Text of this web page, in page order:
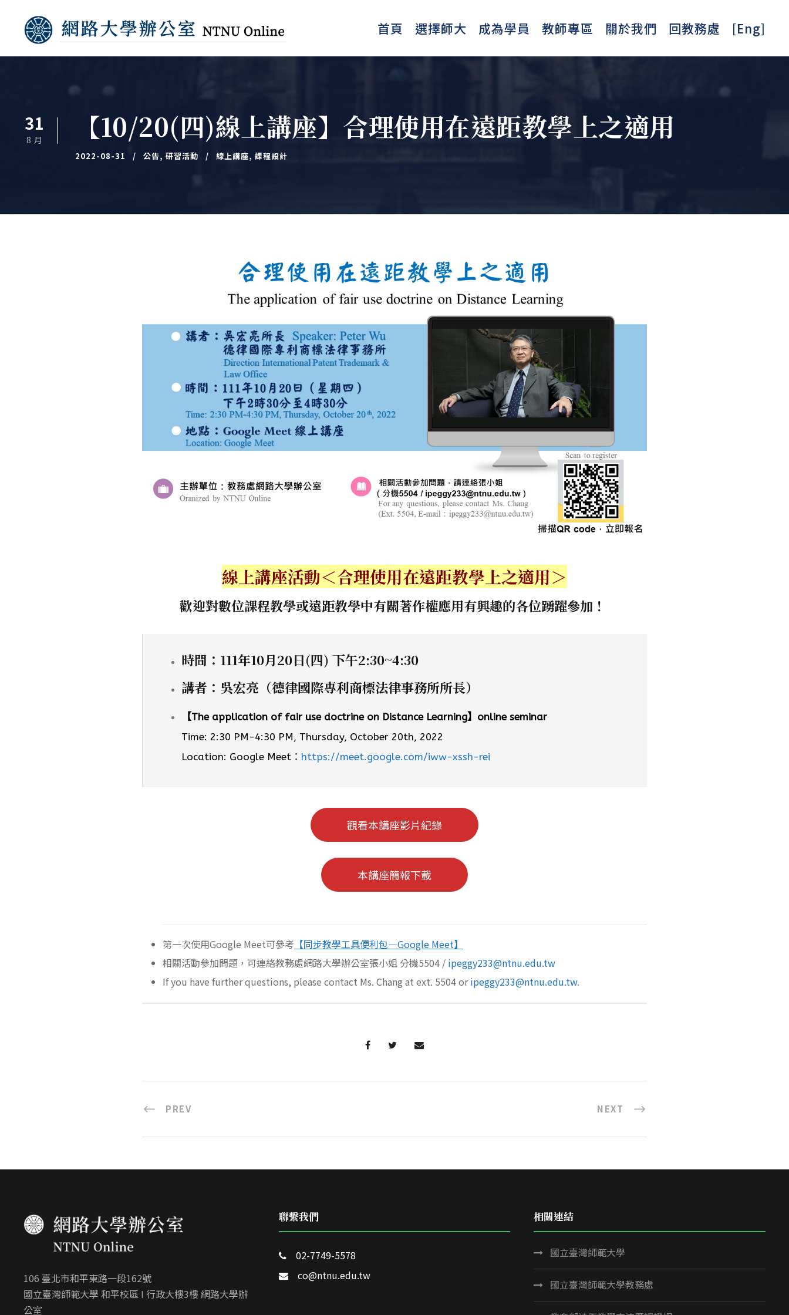
首頁 選擇師大 成為學員 教師專區 關於我們 回教務處 [Eng]
31
8 月 【10/20(四)線上講座】合理使用在遠距教學上之適用
2022-08-31 公告, 研習活動 線上講座, 課程設計
線上講座活動＜合理使用在遠距教學上之適用＞
歡迎對數位課程教學或遠距教學中有關著作權應用有興趣的各位踴躍參加！
時間：111年10月20日(四) 下午2:30~4:30
講者：吳宏亮（德律國際專利商標法律事務所所長）
【The application of fair use doctrine on Distance Learning】online seminar
Time: 2:30 PM-4:30 PM, Thursday, October 20th, 2022
Location: Google Meet： https://meet.google.com/iww-xssh-rei
觀看本講座影片紀錄
本講座簡報下載
第一次使用Google Meet可參考 【同步教學工具便利包—Google Meet】
相關活動參加問題，可連絡教務處網路大學辦公室張小姐 分機5504 / ipeggy233@ntnu.edu.tw
If you have further questions, please contact Ms. Chang at ext. 5504 oripeggy233@ntnu.edu.tw.
PREV NEXT
106 臺北市和平東路一段162號
國立臺灣師範大學 和平校區 I 行政大樓3樓 網路大學辦
公室
聯繫我們
02-7749-5578
co@ntnu.edu.tw
相關連結
國立臺灣師範大學
國立臺灣師範大學教務處